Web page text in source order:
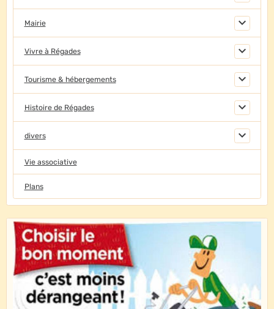
Mairie
Vivre à Régades
Tourisme & hébergements
Histoire de Régades
divers
Vie associative
Plans